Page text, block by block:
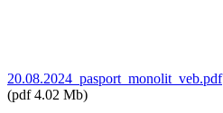
20.08.2024_pasport_monolit_veb.pdf
(pdf 4.02 Mb)